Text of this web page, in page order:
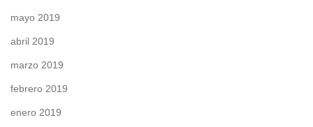
mayo 2019
abril 2019
marzo 2019
febrero 2019
enero 2019